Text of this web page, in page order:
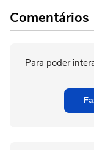
Comentários
Para poder